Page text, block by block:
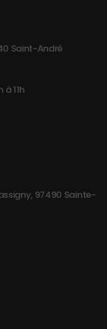
Saint-André
à 11h
97490 Sainte-